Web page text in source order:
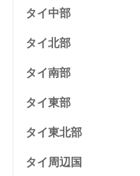
タイ中部
タイ北部
タイ南部
タイ東部
タイ東北部
タイ周辺国